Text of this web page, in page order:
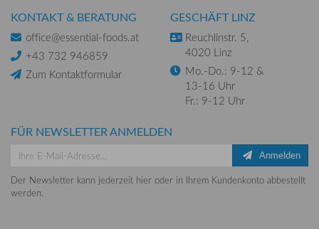
KONTAKT & BERATUNG
office@essential-foods.at
+43 732 946859
Zum Kontaktformular
GESCHÄFT LINZ
Reuchlinstr. 5,
4020 Linz
Mo.-Do.: 9-12 &
13-16 Uhr
Fr.: 9-12 Uhr
FÜR NEWSLETTER ANMELDEN
Anmelden
Der Newsletter kann jederzeit hier oder in Ihrem Kundenkonto abbestellt
werden.